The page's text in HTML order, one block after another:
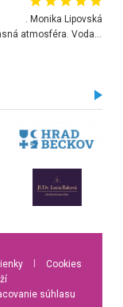
. Monika Lipovská
Úžasné prostredie, napriek tomu, že je malé. Úžasná atmosféra. Voda fantastická a nádherná. Ľudí je pomerne veľa, ale su mili a ohľaduplní. Je veľmi zaujímavé sledovať, ako dokážu spolu športovať cudzí ľudia a bez ohľadu na vek. Vládne tu pohoda. Vnuka neviem dostať z vody. Ďakujem za krásny deň . Urcite sa sem vrátim. Jediný problém je s parkovaním, ale aj ten sa mi podarilo vyriešiť. Monika Bratislava
Cookies
súhlasu